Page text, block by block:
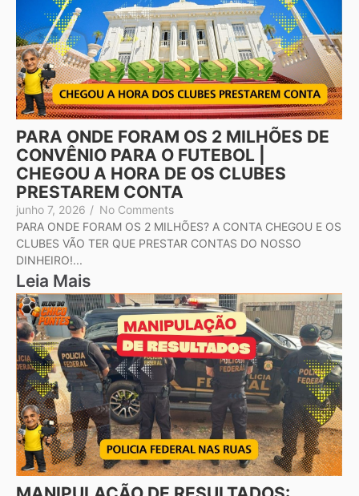
PARA ONDE FORAM OS 2 MILHÕES DE
CONVÊNIO PARA O FUTEBOL |
CHEGOU A HORA DE OS CLUBES
PRESTAREM CONTA
junho 7, 2026 / No Comments
PARA ONDE FORAM OS 2 MILHÕES? A CONTA CHEGOU E OS
CLUBES VÃO TER QUE PRESTAR CONTAS DO NOSSO
DINHEIRO!...
Leia Mais